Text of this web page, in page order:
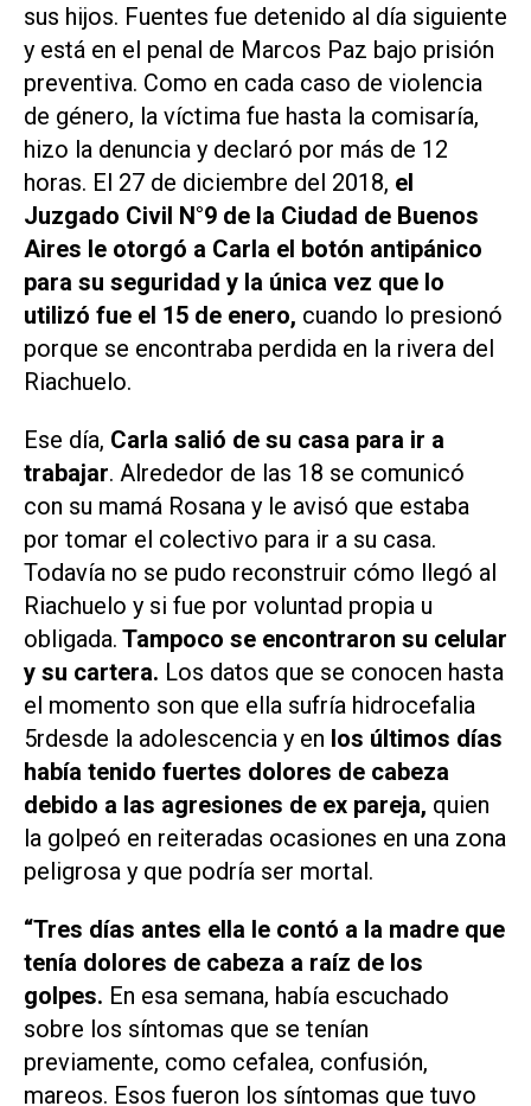
sus hijos. Fuentes fue detenido al día siguiente
y está en el penal de Marcos Paz bajo prisión
preventiva. Como en cada caso de violencia
de género, la víctima fue hasta la comisaría,
hizo la denuncia y declaró por más de 12
horas. El 27 de diciembre del 2018, el
Juzgado Civil N°9 de la Ciudad de Buenos
Aires le otorgó a Carla el botón antipánico
para su seguridad y la única vez que lo
utilizó fue el 15 de enero, cuando lo presionó
porque se encontraba perdida en la rivera del
Riachuelo.
Ese día, Carla salió de su casa para ir a
trabajar. Alrededor de las 18 se comunicó
con su mamá Rosana y le avisó que estaba
por tomar el colectivo para ir a su casa.
Todavía no se pudo reconstruir cómo llegó al
Riachuelo y si fue por voluntad propia u
obligada. Tampoco se encontraron su celular
y su cartera. Los datos que se conocen hasta
el momento son que ella sufría hidrocefalia
5rdesde la adolescencia y en los últimos días
había tenido fuertes dolores de cabeza
debido a las agresiones de ex pareja, quien
la golpeó en reiteradas ocasiones en una zona
peligrosa y que podría ser mortal.
“Tres días antes ella le contó a la madre que
tenía dolores de cabeza a raíz de los
golpes. En esa semana, había escuchado
sobre los síntomas que se tenían
previamente, como cefalea, confusión,
mareos. Esos fueron los síntomas que tuvo